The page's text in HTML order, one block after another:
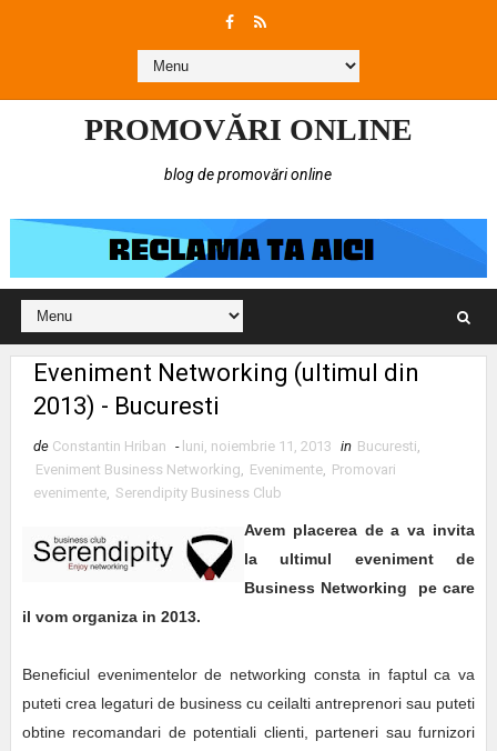
PROMOVĂRI ONLINE
blog de promovări online
Eveniment Networking (ultimul din
2013) - Bucuresti
de Constantin Hriban - luni, noiembrie 11, 2013 in Bucuresti,
Eveniment Business Networking, Evenimente, Promovari
evenimente, Serendipity Business Club
Avem placerea de a va invita
la ultimul eveniment de
Business Networking pe care
il vom organiza in 2013.
Beneficiul evenimentelor de networking consta in faptul ca va
puteti crea legaturi de business cu ceilalti antreprenori sau puteti
obtine recomandari de potentiali clienti, parteneri sau furnizori